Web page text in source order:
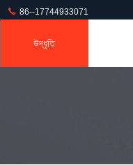
86--17744933071
উদ্ধৃতি